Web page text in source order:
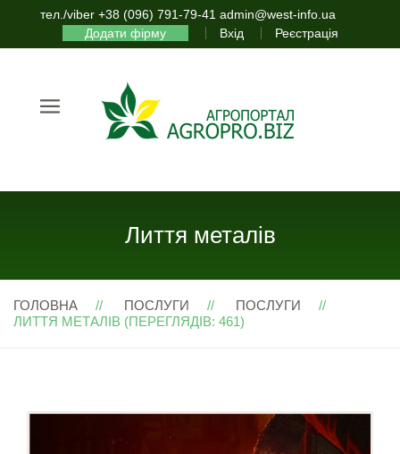
тел./viber +38 (096) 791-79-41 admin@west-info.ua
Додати фірму
Вхід Реєстрація
Лиття металів
ГОЛОВНА ПОСЛУГИ
ПОСЛУГИ
ЛИТТЯ МЕТАЛІВ (ПЕРЕГЛЯДІВ: 461)